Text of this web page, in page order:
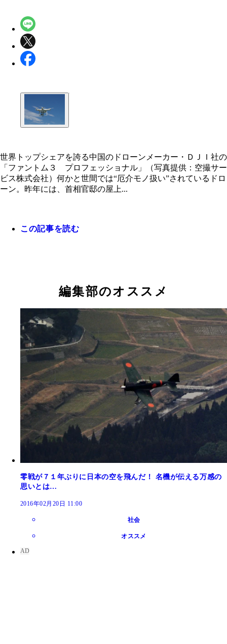
世界トップシェアを誇る中国のドローンメーカー
世界トップシェアを誇る中国のドローンメーカー・ＤＪＩ社の
「ファントム３ プロフェッショナル」（写真提供：空撮サー
ビス株式会社）何かと世間では“厄介モノ扱い”されているドロ
ーン。昨年には、首相官邸の屋上...
この記事を読む
編集部のオススメ
零戦が７１年ぶりに日本の空を飛んだ！ 名機が伝える万感の
思いとは…
2016年02月20日 11:00
社会
オススメ